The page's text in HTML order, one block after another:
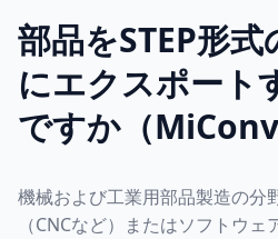
部品をSTEP形
にエクスポート
ですか（
機械および工業用部品製造の分
（CNCなど）またはソフトウ